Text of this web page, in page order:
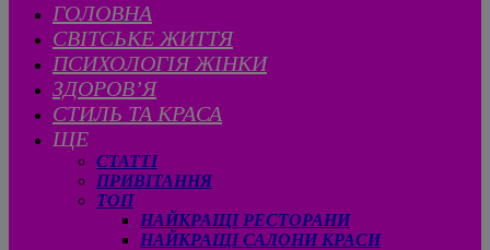
ГОЛОВНА
CВІТСЬКЕ ЖИТТЯ
ПСИХОЛОГІЯ ЖІНКИ
ЗДОРОВ’Я
СТИЛЬ ТА КРАСА
ЩЕ
СТАТТІ
ПРИВІТАННЯ
ТОП
НАЙКРАЩІ РЕСТОРАНИ
НАЙКРАЩІ САЛОНИ КРАСИ